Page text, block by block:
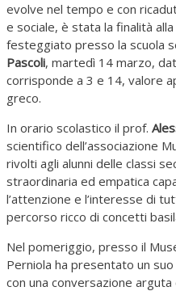
evolve nel tempo e con
e sociale, è stata la finalità alla
festeggiato presso la scuola
Pascoli, martedì 14 marzo,
corrisponde a 3 e 14, valore
greco.
In orario scolastico il prof.
scientifico dell’associazione
rivolti agli alunni delle classi
straordinaria ed empatica
l’attenzione e l’interesse di
percorso ricco di concetti
Nel pomeriggio, presso il
Perniola ha presentato un
con una conversazione